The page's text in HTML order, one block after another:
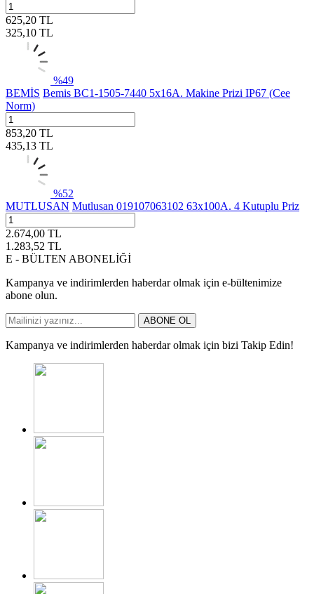
625,20 TL
325,10 TL
%49
BEMİS Bemis BC1-1505-7440 5x16A. Makine Prizi IP67 (Cee
Norm)
853,20 TL
435,13 TL
%52
MUTLUSAN Mutlusan 019107063102 63x100A. 4 Kutuplu Priz
2.674,00 TL
1.283,52 TL
E - BÜLTEN ABONELİĞİ
Kampanya ve indirimlerden haberdar olmak için e-bültenimize
abone olun.
ABONE OL
Kampanya ve indirimlerden haberdar olmak için bizi Takip Edin!